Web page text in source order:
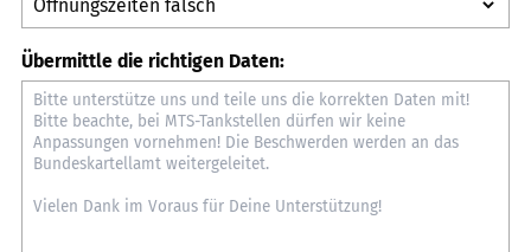
Übermittle die richtigen Daten: